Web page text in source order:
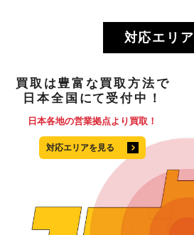
対応エリア
買取 は 豊富な買取方法で
日本全国 にて 受付中！
日本各地の営業拠点より買取！
対応エリアを見る